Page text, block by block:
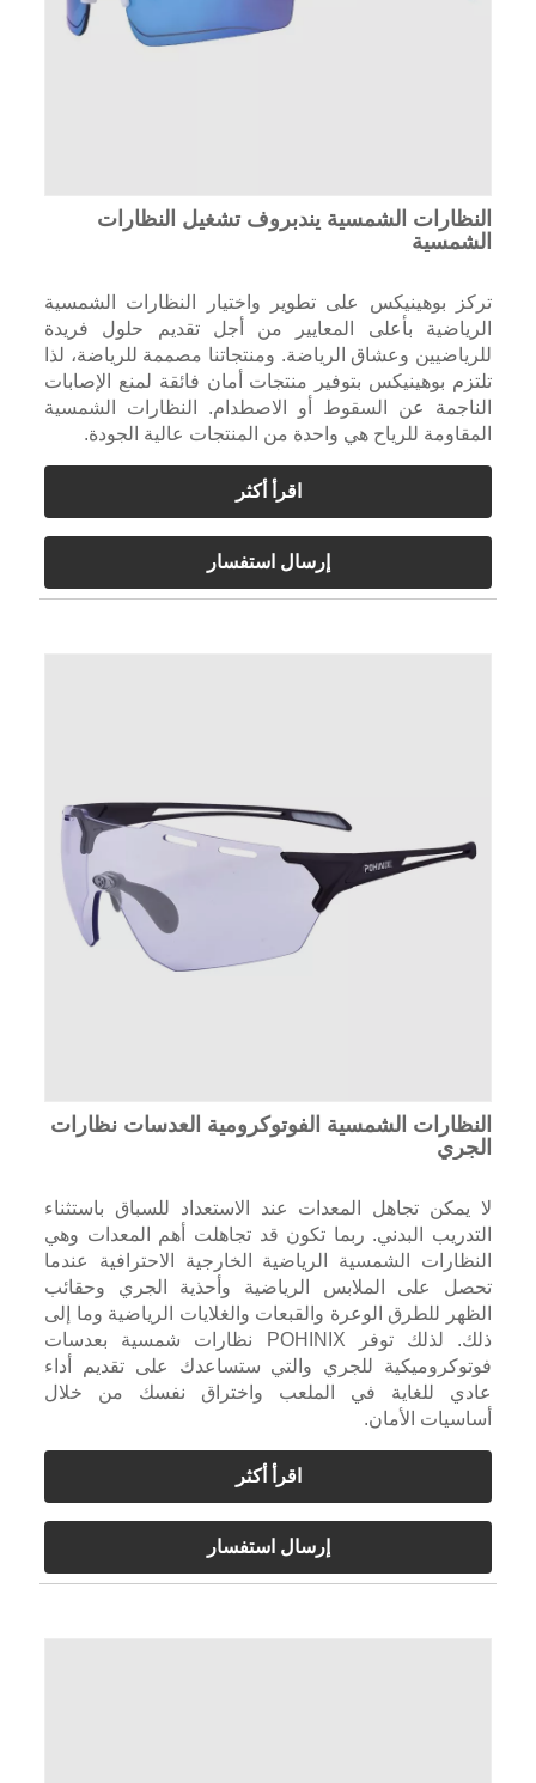
النظارات الشمسية يندبروف تشغيل النظارات
الشمسية
تركز بوهينيكس على تطوير واختيار النظارات الشمسية
الرياضية بأعلى المعايير من أجل تقديم حلول فريدة
للرياضيين وعشاق الرياضة. ومنتجاتنا مصممة للرياضة، لذا
تلتزم بوهينيكس بتوفير منتجات أمان فائقة لمنع الإصابات
الناجمة عن السقوط أو الاصطدام. النظارات الشمسية
المقاومة للرياح هي واحدة من المنتجات عالية الجودة.
اقرأ أكثر
إرسال استفسار
النظارات الشمسية الفوتوكرومية العدسات نظارات
الجري
لا يمكن تجاهل المعدات عند الاستعداد للسباق باستثناء
التدريب البدني. ربما تكون قد تجاهلت أهم المعدات وهي
النظارات الشمسية الرياضية الخارجية الاحترافية عندما
تحصل على الملابس الرياضية وأحذية الجري وحقائب
الظهر للطرق الوعرة والقبعات والغلايات الرياضية وما إلى
ذلك. لذلك توفر POHINIX نظارات شمسية بعدسات
فوتوكروميكية للجري والتي ستساعدك على تقديم أداء
عادي للغاية في الملعب واختراق نفسك من خلال
أساسيات الأمان.
اقرأ أكثر
إرسال استفسار